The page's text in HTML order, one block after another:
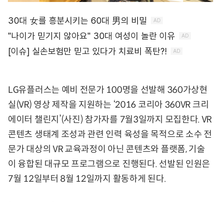
LG유플러스는 예비 전문가 100명을 선발해 360가상현
실(VR) 영상 제작을 지원하는 ‘2016 코리아 360VR 크리
에이터 챌린지’(사진) 참가자를 7월3일까지 모집한다. VR
콘텐츠 생태계 조성과 관련 인력 육성을 목적으로 소수 전
문가 대상의 VR 교육과정이 아닌 콘텐츠와 플랫폼, 기술
이 융합된 대규모 프로그램으로 진행된다. 선발된 인원은
7월 12일부터 8월 12일까지 활동하게 된다.